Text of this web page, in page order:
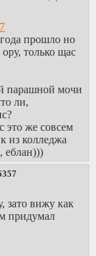
прошло но
только щас
парашной мочи
ли,
это же совсем
из колледжа
еблан)))
зато вижу как
придумал